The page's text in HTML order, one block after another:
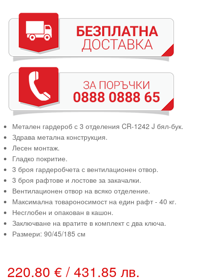
Метален гардероб с 3 отделения CR-1242 J бял-бук.
Здрава метална конструкция.
Лесен монтаж.
Гладко покритие.
3 броя гардеробчета с вентилационен отвор.
3 броя рафтове и лостове за закачалки.
Вентилационен отвор на всяко отделение.
Максимална товароносимост на един рафт - 40 кг.
Несглобен и опакован в кашон.
Заключване на вратите в комплект с два ключа.
Размери: 90/45/185 см
220.80 € / 431.85 лв.